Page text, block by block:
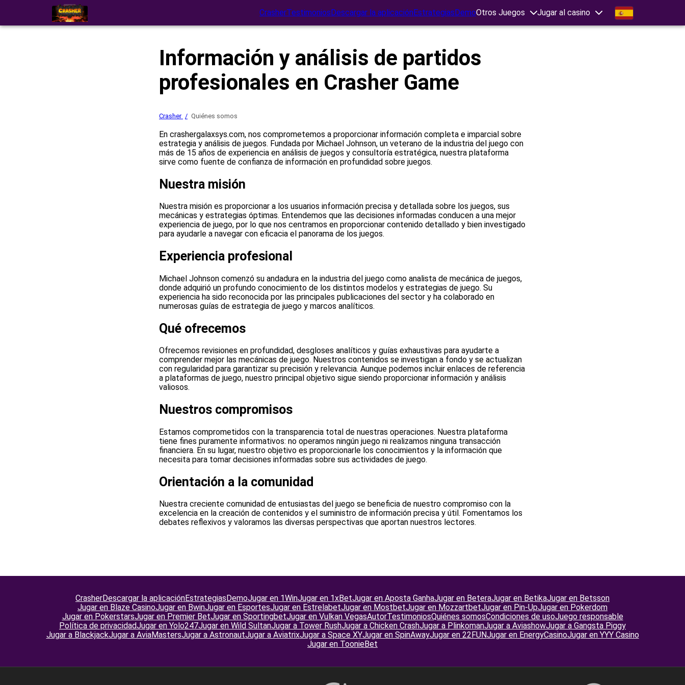
CrasherTestimoniosDescargar la aplicaciónEstrategiasDemoOtros Juegos Jugar al casino
Información y análisis de partidos
profesionales en Crasher Game
Crasher Quiénes somos
En crashergalaxsys.com, nos comprometemos a proporcionar información completa e imparcial sobre
estrategia y análisis de juegos. Fundada por Michael Johnson, un veterano de la industria del juego con
más de 15 años de experiencia en análisis de juegos y consultoría estratégica, nuestra plataforma
sirve como fuente de confianza de información en profundidad sobre juegos.
Nuestra misión
Nuestra misión es proporcionar a los usuarios información precisa y detallada sobre los juegos, sus
mecánicas y estrategias óptimas. Entendemos que las decisiones informadas conducen a una mejor
experiencia de juego, por lo que nos centramos en proporcionar contenido detallado y bien investigado
para ayudarle a navegar con eficacia el panorama de los juegos.
Experiencia profesional
Michael Johnson comenzó su andadura en la industria del juego como analista de mecánica de juegos,
donde adquirió un profundo conocimiento de los distintos modelos y estrategias de juego. Su
experiencia ha sido reconocida por las principales publicaciones del sector y ha colaborado en
numerosas guías de estrategia de juego y marcos analíticos.
Qué ofrecemos
Ofrecemos revisiones en profundidad, desgloses analíticos y guías exhaustivas para ayudarte a
comprender mejor las mecánicas de juego. Nuestros contenidos se investigan a fondo y se actualizan
con regularidad para garantizar su precisión y relevancia. Aunque podemos incluir enlaces de referencia
a plataformas de juego, nuestro principal objetivo sigue siendo proporcionar información y análisis
valiosos.
Nuestros compromisos
Estamos comprometidos con la transparencia total de nuestras operaciones. Nuestra plataforma
tiene fines puramente informativos: no operamos ningún juego ni realizamos ninguna transacción
financiera. En su lugar, nuestro objetivo es proporcionarle los conocimientos y la información que
necesita para tomar decisiones informadas sobre sus actividades de juego.
Orientación a la comunidad
Nuestra creciente comunidad de entusiastas del juego se beneficia de nuestro compromiso con la
excelencia en la creación de contenidos y el suministro de información precisa y útil. Fomentamos los
debates reflexivos y valoramos las diversas perspectivas que aportan nuestros lectores.
CrasherDescargar la aplicaciónEstrategias DemoJugar en 1WinJugar en 1xBetJugar en Aposta GanhaJugar en BeteraJugar en BetikaJugar en Betsson
Jugar en Blaze CasinoJugar en BwinJugar en EsportesJugar en EstrelabetJugar en MostbetJugar en MozzartbetJugar en Pin-UpJugar en Pokerdom
Jugar en PokerstarsJugar en Premier BetJugar en SportingbetJugar en Vulkan VegasAutorTestimoniosQuiénes somosCondiciones de usoJuego responsable
Política de privacidadJugar en Yolo247Jugar en Wild SultanJugar a Tower RushJugar a Chicken CrashJugar a PlinkomanJugar a AviashowJugar a Gangsta Piggy
Jugar a BlackjackJugar a AviaMastersJugar a AstronautJugar a AviatrixJugar a Space XYJugar en SpinAwayJugar en 22FUNJugar en EnergyCasinoJugar en YYY Casino
Jugar en ToonieBet